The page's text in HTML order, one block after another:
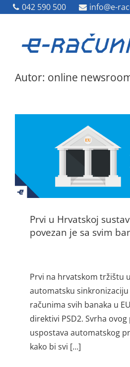
042 590 500 info@e-
042 590 500 info@e-
Autor: online
Prvi u Hrvatskoj
povezan je sa svim
Prvi na hrvatskom tržištu
automatsku
računima svih banaka u
direktivi PSD2. Svrha
uspostava automatskog
kako bi svi […]